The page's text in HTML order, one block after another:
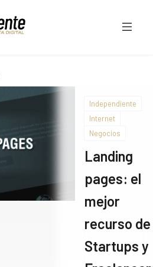
Independiente
Internet
Negocios
Landing
pages: el
mejor
recurso de
Startups y